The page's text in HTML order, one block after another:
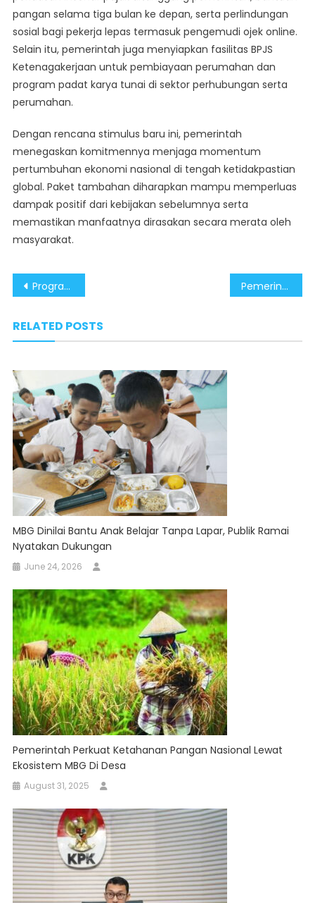
pangan selama tiga bulan ke depan, serta perlindungan
sosial bagi pekerja lepas termasuk pengemudi ojek online.
Selain itu, pemerintah juga menyiapkan fasilitas BPJS
Ketenagakerjaan untuk pembiayaan perumahan dan
program padat karya tunai di sektor perhubungan serta
perumahan.
Dengan rencana stimulus baru ini, pemerintah
menegaskan komitmennya menjaga momentum
pertumbuhan ekonomi nasional di tengah ketidakpastian
global. Paket tambahan diharapkan mampu memperluas
dampak positif dari kebijakan sebelumnya serta
memastikan manfaatnya dirasakan secara merata oleh
masyarakat.
Post
Program MBG Berikan Efek Berganda Bagi Seluruh Lapisan Masyarakat Pemerintah Siapkan Stimulus Tambahan di Kuartal IV untuk Dongkrak Pertumbuhan Ekonomi
RELATED POSTS
MBG Dinilai Bantu Anak Belajar Tanpa Lapar, Publik Ramai
Nyatakan Dukungan
June 24, 2026
Pemerintah Perkuat Ketahanan Pangan Nasional Lewat
Ekosistem MBG Di Desa
August 31, 2025